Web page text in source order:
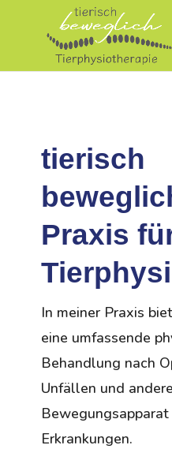
tierisch
Praxis
In meiner Praxis
eine umfassende
Behandlung nach
Unfällen und
Erkrankungen.